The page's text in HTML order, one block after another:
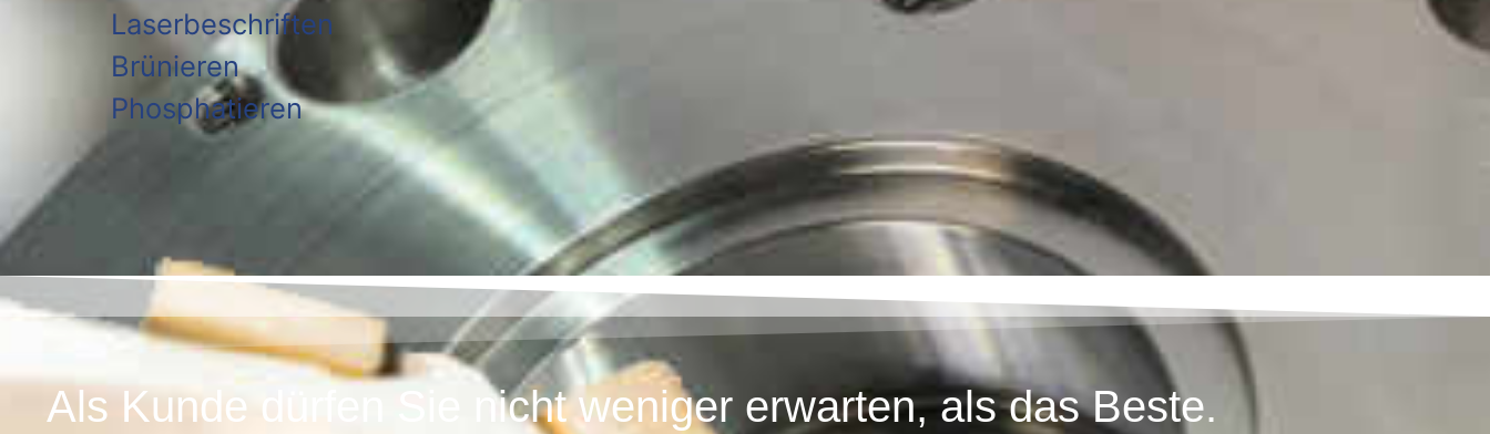
Laserbeschriften
Brünieren
Phosphatieren
Als Kunde dürfen Sie nicht weniger erwarten, als das Beste.